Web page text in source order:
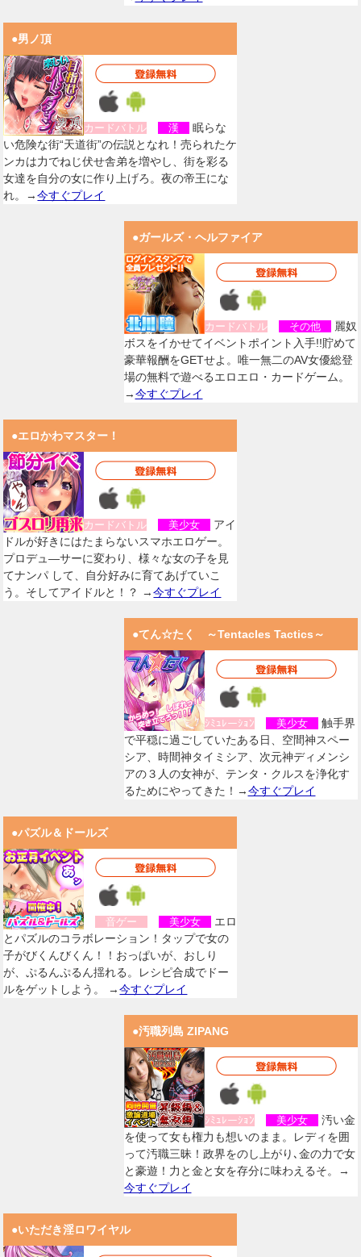
●男ノ頂
カードバトル 漢
眠らな
い危険な街“天道街”の伝説となれ！売られたケ
ンカは力でねじ伏せ舎弟を増やし、街を彩る
女達を自分の女に作り上げろ。夜の帝王にな
れ。→今すぐプレイ
●ガールズ・ヘルファイア
カードバトル その他
麗奴
ボスをイかせてイベントポイント入手!!貯めて
豪華報酬をGETせよ。唯一無二のAV女優総登
場の無料で遊べるエロエロ・カードゲーム。
→今すぐプレイ
●エロかわマスター！
カードバトル 美少女
アイ
ドルが好きにはたまらないスマホエロゲー。
プロデュ―サーに変わり、様々な女の子を見
てナンパ して、自分好みに育てあげていこ
う。そしてアイドルと！？ →今すぐプレイ
●てん☆たく ～Tentacles Tactics～
ｼﾐｭﾚーｼｮﾝ 美少女
触手界
で平穏に過ごしていたある日、空間神スペー
シア、時間神タイミシア、次元神ディメンシ
アの３人の女神が、テンタ・クルスを浄化す
るためにやってきた！→今すぐプレイ
●パズル＆ドールズ
音ゲー 美少女
エロ
とパズルのコラボレーション！タップで女の
子がびくんびくん！！おっぱいが、おしり
が、ぷるんぷるん揺れる。レシピ合成でドー
ルをゲットしよう。 →今すぐプレイ
●汚職列島 ZIPANG
ｼﾐｭﾚーｼｮﾝ 美少女
汚い金
を使って女も権力も想いのまま。レディを囲
って汚職三昧！政界をのし上がり､金の力で女
と豪遊！力と金と女を存分に味わえるそ。→
今すぐプレイ
●いただき淫ロワイヤル